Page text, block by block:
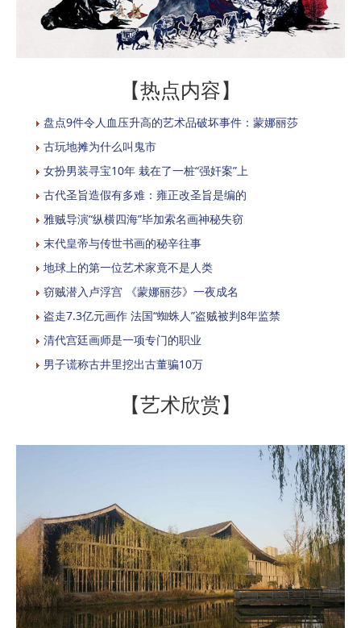
【热点内容】
盘点9件令人血压升高的艺术品破坏事件：蒙娜丽莎
古玩地摊为什么叫鬼市
女扮男装寻宝10年 栽在了一桩“强奸案”上
古代圣旨造假有多难：雍正改圣旨是编的
雅贼导演“纵横四海”毕加索名画神秘失窃
末代皇帝与传世书画的秘辛往事
地球上的第一位艺术家竟不是人类
窃贼潜入卢浮宫 《蒙娜丽莎》一夜成名
盗走7.3亿元画作 法国“蜘蛛人”盗贼被判8年监禁
清代宫廷画师是一项专门的职业
男子谎称古井里挖出古董骗10万
【艺术欣赏】